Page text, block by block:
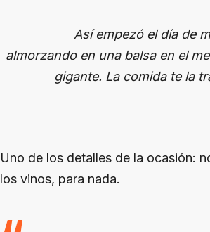
Así empezó el día de
almorzando en una balsa en el
gigante. La comida te la
Uno de los detalles de la ocasión:
los vinos, para nada.